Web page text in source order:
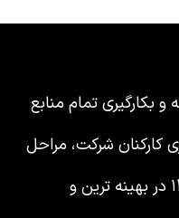
و بکارگیری تمام منابع
کارکنان شرکت، مراحل